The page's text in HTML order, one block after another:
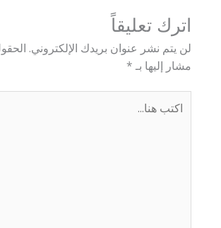
اترك تعليقاً
لن يتم نشر عنوان بريدك الإلكتروني.
مشار إليها بـ *
هنا...